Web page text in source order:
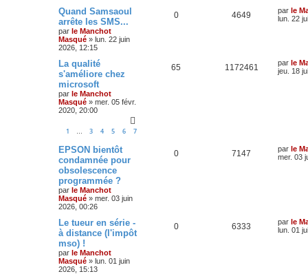
Quand Samsaoul
arrête les SMS...
par le Manchot
Masqué » lun. 22 juin
2026, 12:15
0 4649 par le
lun. 22
La qualité
s'améliore chez
microsoft
par le Manchot
Masqué » mer. 05 févr.
2020, 20:00
1 … 3 4 5 6 7
65 1172461 par le
jeu. 18
EPSON bientôt
condamnée pour
obsolescence
programmée ?
par le Manchot
Masqué » mer. 03 juin
2026, 00:26
0 7147 par le
mer. 03
Le tueur en série -
à distance (l'impôt
mso) !
par le Manchot
Masqué » lun. 01 juin
2026, 15:13
0 6333 par le
lun. 01